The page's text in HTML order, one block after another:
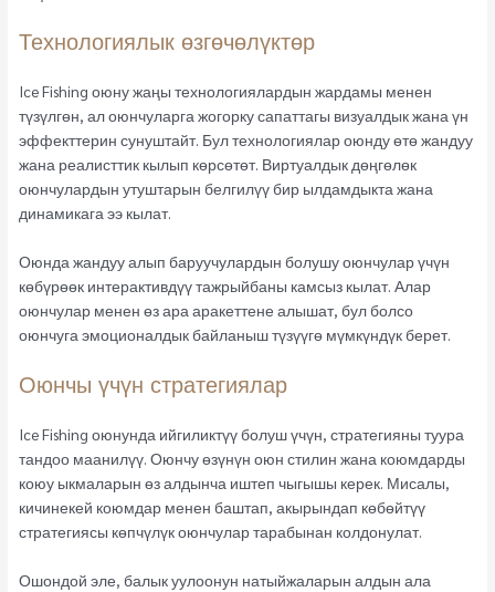
Технологиялык өзгөчөлүктөр
Ice Fishing оюну жаңы технологиялардын жардамы менен
түзүлгөн, ал оюнчуларга жогорку сапаттагы визуалдык жана үн
эффекттерин сунуштайт. Бул технологиялар оюнду өтө жандуу
жана реалисттик кылып көрсөтөт. Виртуалдык дөңгөлөк
оюнчулардын утуштарын белгилүү бир ылдамдыкта жана
динамикага ээ кылат.
Оюнда жандуу алып баруучулардын болушу оюнчулар үчүн
көбүрөөк интерактивдүү тажрыйбаны камсыз кылат. Алар
оюнчулар менен өз ара аракеттене алышат, бул болсо
оюнчуга эмоционалдык байланыш түзүүгө мүмкүндүк берет.
Оюнчы үчүн стратегиялар
Ice Fishing оюнунда ийгиликтүү болуш үчүн, стратегияны туура
тандоо маанилүү. Оюнчу өзүнүн оюн стилин жана коюмдарды
коюу ыкмаларын өз алдынча иштеп чыгышы керек. Мисалы,
кичинекей коюмдар менен баштап, акырындап көбөйтүү
стратегиясы көпчүлүк оюнчулар тарабынан колдонулат.
Ошондой эле, балык уулоонун натыйжаларын алдын ала